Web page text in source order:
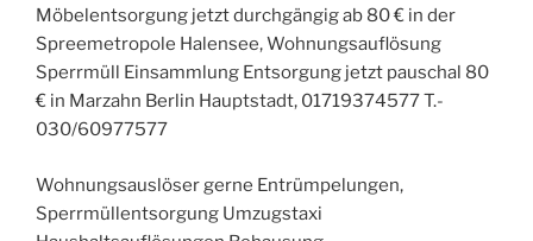
Möbelentsorgung jetzt durchgängig ab 80 € in der
Spreemetropole Halensee, Wohnungsauflösung
Sperrmüll Einsammlung Entsorgung jetzt pauschal 80
€ in Marzahn Berlin Hauptstadt, 01719374577 T.-
030/60977577
Wohnungsauslöser gerne Entrümpelungen,
Sperrmüllentsorgung Umzugstaxi